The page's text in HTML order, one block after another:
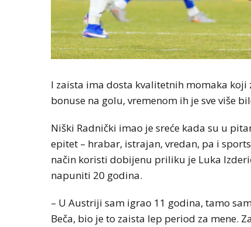
I zaista ima dosta kvalitetnih momaka
bonuse na golu, vremenom ih je sve više
Niški Radnički imao je sreće kada su u
epitet – hrabar, istrajan, vredan, pa i
način koristi dobijenu priliku je Luka
napuniti 20 godina.
– U Austriji sam igrao 11 godina, tamo
Beča, bio je to zaista lep period za mene.